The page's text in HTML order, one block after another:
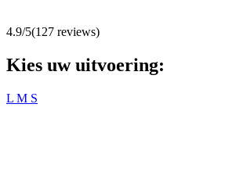
4.9/5(127 reviews)
Kies uw uitvoering:
L M S